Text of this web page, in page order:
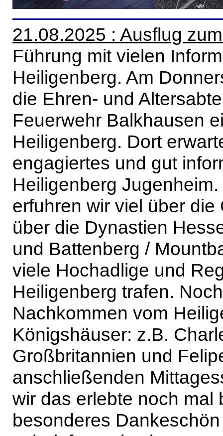
21.08.2025 : Ausflug
Führung mit vielen
Heiligenberg. Am
die Ehren- und
Feuerwehr Balkhausen
Heiligenberg. Dort
engagiertes und gut
Heiligenberg
erfuhren wir viel über
über die Dynastien
und Battenberg /
viele Hochadlige und
Heiligenberg trafen.
Nachkommen vom
Königshäuser: z.B.
Großbritannien und
anschließenden
wir das erlebte noch mal
besonderes